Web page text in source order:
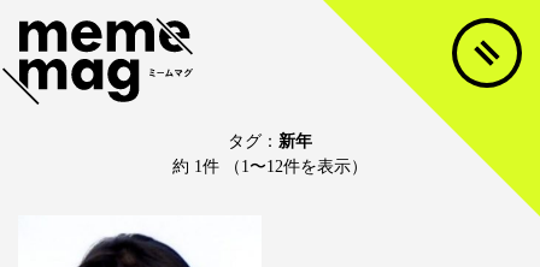
タグ： 新年
約 1件 （1〜12件を表示）